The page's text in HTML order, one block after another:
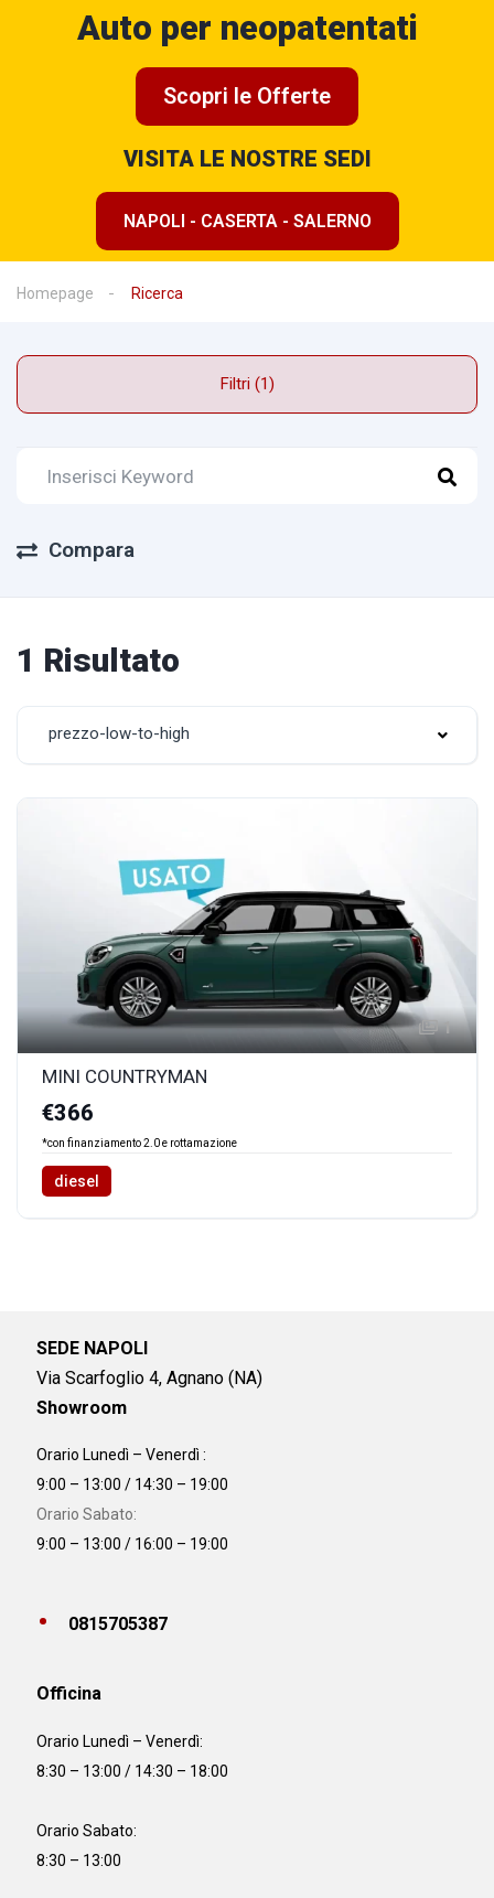
Auto per neopatentati
Scopri le Offerte
VISITA LE NOSTRE SEDI
NAPOLI - CASERTA - SALERNO
Homepage Ricerca
Filtri (1)
Compara
1 Risultato
prezzo-low-to-high
1
MINI COUNTRYMAN
€366
*con finanziamento 2.0 e rottamazione
diesel
SEDE NAPOLI
Via Scarfoglio 4, Agnano (NA)
Showroom
Orario Lunedì – Venerdì :
9:00 – 13:00 / 14:30 – 19:00
Orario Sabato:
9:00 – 13:00 / 16:00 – 19:00
0815705387
Officina
Orario Lunedì – Venerdì:
8:30 – 13:00 / 14:30 – 18:00
Orario Sabato:
8:30 – 13:00